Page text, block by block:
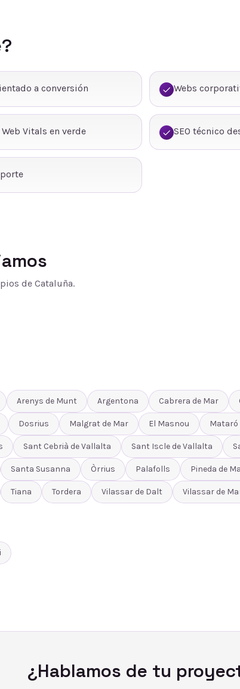
a conversión Webs
Vitals en verde SEO técnico
de Cataluña.
Arenys de Munt Argentona Cabrera de Mar
Dosrius Malgrat de Mar El Masnou Mataró
Sant Cebrià de Vallalta Sant Iscle de Vallalta
Santa Susanna Òrrius Palafolls Pineda de
Tiana Tordera Vilassar de Dalt Vilassar de
¿Hablamos de tu